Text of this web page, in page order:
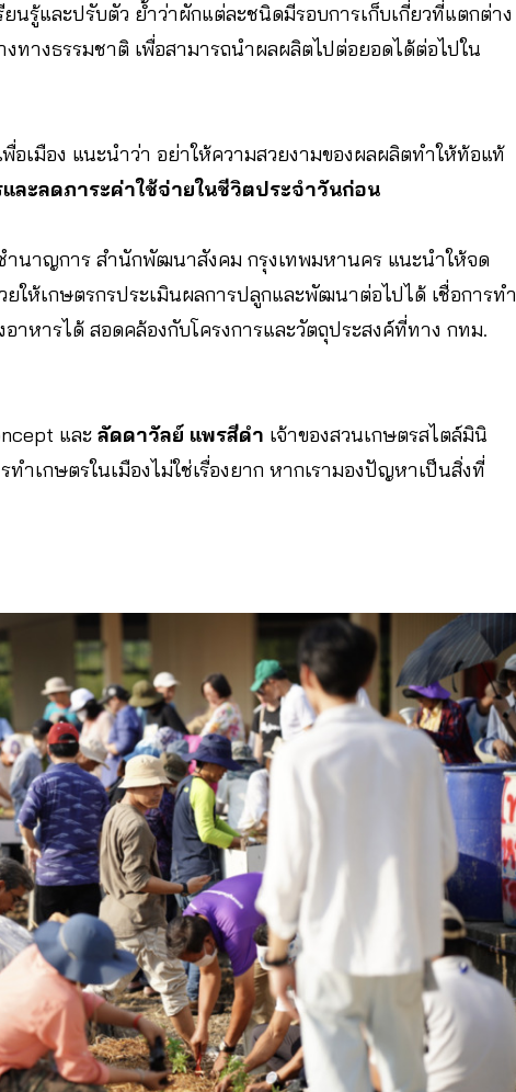
ยนรู้และปรับตัว ย้ำว่าผักแต่ละชนิดมีรอบการเก็บเกี่ยวที่แตกต่าง
ทางธรรมชาติ เพื่อสามารถนำผลผลิตไปต่อยอดได้ต่อไปใน
อเมือง แนะนำว่า อย่าให้ความสวยงามของผลผลิตทำให้ท้อแท้
ละลดภาระค่าใช้จ่ายในชีวิตประจำวันก่อน
ำนาญการ สำนักพัฒนาสังคม กรุงเทพมหานคร แนะนำให้จด
ให้เกษตรกรประเมินผลการปลูกและพัฒนาต่อไปได้ เชื่อการทำ
าหารได้ สอดคล้องกับโครงการและวัตถุประสงค์ที่ทาง กทม.
และ ลัดดาวัลย์ แพรสีดำ เจ้าของสวนเกษตรสไตล์มินิ
ทำเกษตรในเมืองไม่ใช่เรื่องยาก หากเรามองปัญหาเป็นสิ่งที่